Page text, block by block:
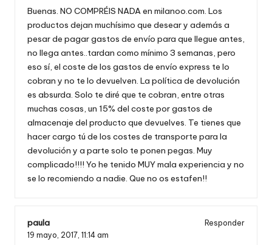
Buenas. NO COMPRÉIS NADA en milanoo.com. Los
productos dejan muchísimo que desear y además a
pesar de pagar gastos de envío para que llegue antes,
no llega antes..tardan como mínimo 3 semanas, pero
eso sí, el coste de los gastos de envío express te lo
cobran y no te lo devuelven. La política de devolución
es absurda. Solo te diré que te cobran, entre otras
muchas cosas, un 15% del coste por gastos de
almacenaje del producto que devuelves. Te tienes que
hacer cargo tú de los costes de transporte para la
devolución y a parte solo te ponen pegas. Muy
complicado!!!! Yo he tenido MUY mala experiencia y no
se lo recomiendo a nadie. Que no os estafen!!
paula
Responder
19 mayo, 2017, 11:14 am